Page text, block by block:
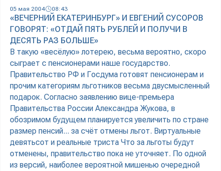
05 мая 2004 08:43
«ВЕЧЕРНИЙ ЕКАТЕРИНБУРГ» И ЕВГЕНИЙ СУСОРОВ
ГОВОРЯТ: «ОТДАЙ ПЯТЬ РУБЛЕЙ И ПОЛУЧИ В
ДЕСЯТЬ РАЗ БОЛЬШЕ»
В такую «весёлую» лотерею, весьма вероятно, скоро
сыграет с пенсионерами наше государство.
Правительство РФ и Госдума готовят пенсионерам и
прочим категориям льготников весьма двусмысленный
подарок. Согласно заявлению вице-премьера
Правительства России Александра Жукова, в
обозримом будущем планируется увеличить по стране
размер пенсий... за счёт отмены льгот. Виртуальные
девятьсот и реальные триста Что за льготы будут
отменены, правительство пока не уточняет. По одной
из версий, наиболее вероятной мишенью очередной